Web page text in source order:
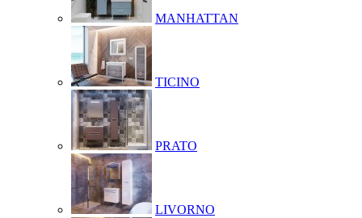
MANHATTAN
TICINO
PRATO
LIVORNO